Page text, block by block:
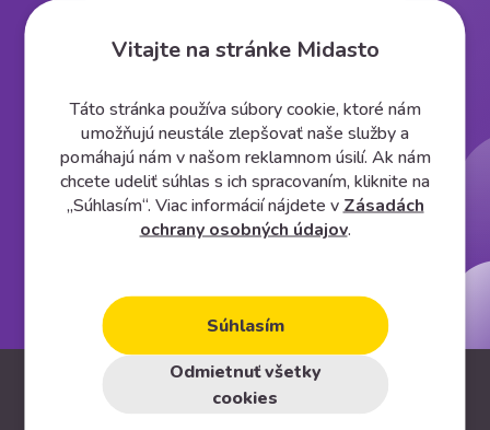
Vitajte na stránke Midasto
Táto stránka používa súbory cookie, ktoré nám
umožňujú neustále zlepšovať naše služby a
pomáhajú nám v našom reklamnom úsilí. Ak nám
chcete udeliť súhlas s ich spracovaním, kliknite na
„Súhlasím“. Viac informácií nájdete v Zásadách
ochrany osobných údajov.
Súhlasím
Odmietnuť všetky
cookies